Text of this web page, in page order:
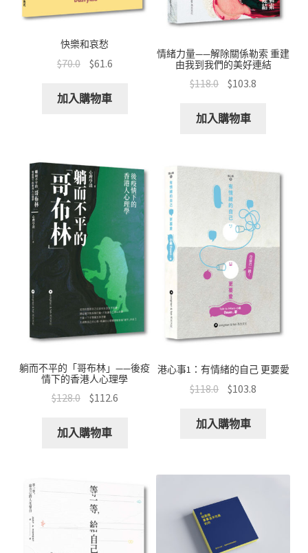
快樂和哀愁
$70.0 $61.6
加入購物車
情緒力量——解除關係勒索 重建
由我到我們的美好連結
$118.0 $103.8
加入購物車
躺而不平的「哥布林」——後疫
情下的香港人心理學
$128.0 $112.6
加入購物車
港心事1：有情緒的自己 更要愛
$118.0 $103.8
加入購物車